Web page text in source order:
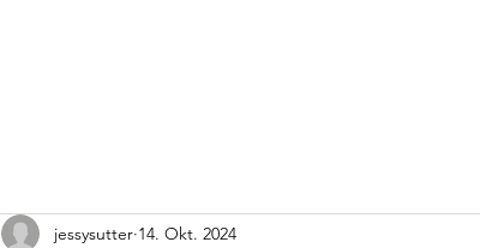
jessysutter 14. Okt. 2024